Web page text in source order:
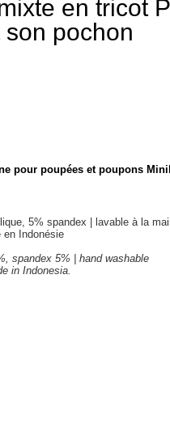
en tricot
pochon
pour poupées et poupons
5% spandex | lavable à la
en Indonésie
spandex 5% | hand washable
in Indonesia.